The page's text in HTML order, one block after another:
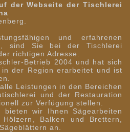
der Webseite der Tischlerei
und erfahrenen
sind Sie bei der Tischlerei
richtigen Adresse.
Betrieb 2004 und hat sich
der Region erarbeitet und ist
Leistungen in den Bereichen
und der Restauration
zur Verfügung stellen.
bieten wir Ihnen Sägearbeiten
Balken und Brettern,
an.